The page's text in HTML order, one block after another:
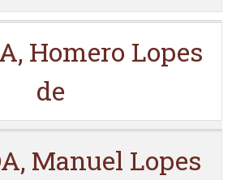
Homero Lopes
de
Manuel Lopes